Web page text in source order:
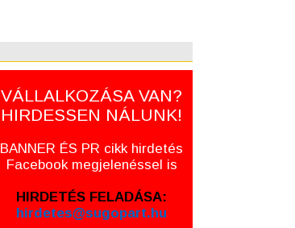
VÁLLALKOZÁSA VAN?
HIRDESSEN NÁLUNK!
BANNER ÉS PR cikk hirdetés
Facebook megjelenéssel is
HIRDETÉS FELADÁSA:
hirdetes@sugopart.hu